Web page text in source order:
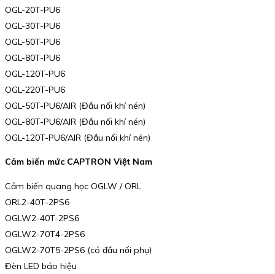
OGL-20T-PU6
OGL-30T-PU6
OGL-50T-PU6
OGL-80T-PU6
OGL-120T-PU6
OGL-220T-PU6
OGL-50T-PU6/AIR (Đầu nối khí nén)
OGL-80T-PU6/AIR (Đầu nối khí nén)
OGL-120T-PU6/AIR (Đầu nối khí nén)
Cảm biến mức CAPTRON Việt Nam
Cảm biến quang học OGLW / ORL
ORL2-40T-2PS6
OGLW2-40T-2PS6
OGLW2-70T4-2PS6
OGLW2-70T5-2PS6 (có đầu nối phụ)
Đèn LED báo hiệu